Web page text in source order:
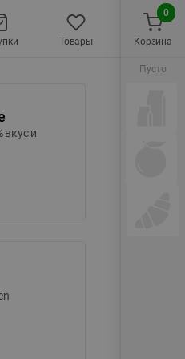
Товары
вкус и
Корзина
0
Пусто